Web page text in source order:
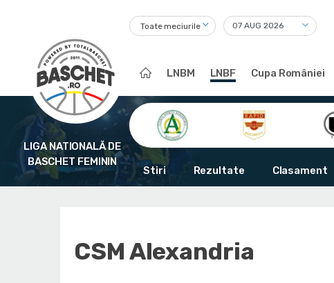
Toate meciurile
LNBM LNBF Cupa României
LIGA NATIONALĂ DE
BASCHET FEMININ
Stiri Rezultate Clasament
CSM Alexandria